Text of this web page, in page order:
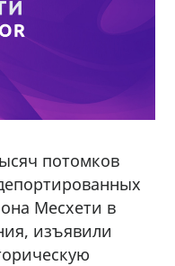
потомков
Месхети в
изъявили